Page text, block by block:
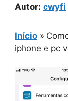
Autor: cwyfi
Início »
iphone e pc